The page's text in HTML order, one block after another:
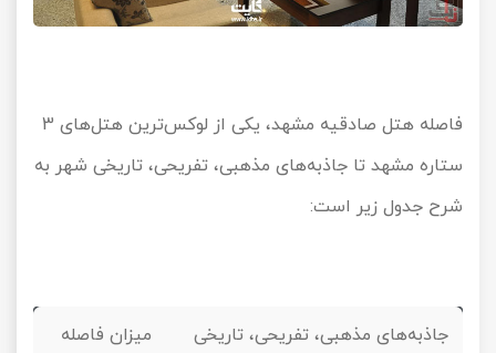
فاصله هتل صادقیه مشهد، یکی از لوکس‌ترین هتل‌های 3
ستاره مشهد تا جاذبه‌های مذهبی، تفریحی، تاریخی شهر به
شرح جدول زیر است:
جاذبه‌های مذهبی، تفریحی، تاریخی میزان فاصله